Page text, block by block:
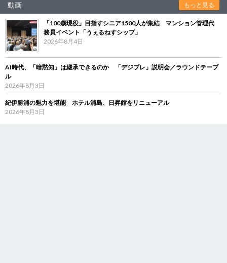
動画 もっと見る
「100歳現役」目指すシニア1500人が集結 マンション管理代
務員イベント「うぇるねすシップ」
2026年8月4日
AI時代、「暗黙知」は継承できるのか 「デジブレ」説明会／ラウンドテーブ
ル
2026年8月3日
紀伊勝浦の魅力を堪能 ホテル浦島、日昇館をリニューアル
2026年8月3日